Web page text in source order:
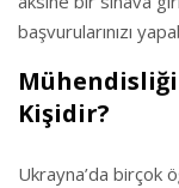
başvurularınızı
Mühendisliği
Kişidir?
Ukrayna’da birçok